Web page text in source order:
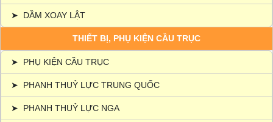
➤ DẦM XOAY LẬT
THIẾT BỊ, PHỤ KIỆN CẦU TRỤC
➤ PHỤ KIỆN CẦU TRỤC
➤ PHANH THUỶ LỰC TRUNG QUỐC
➤ PHANH THUỶ LỰC NGA